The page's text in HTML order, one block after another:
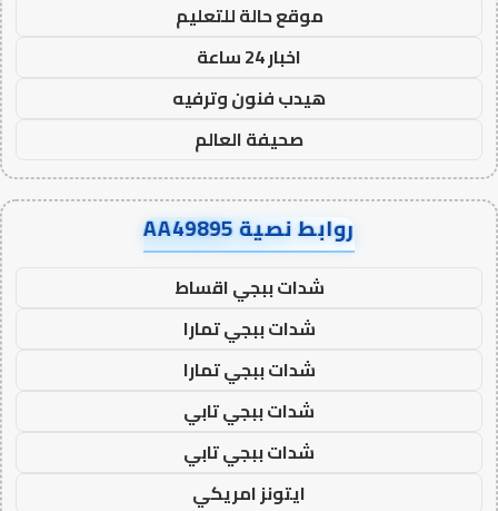
موقع حالة للتعليم
اخبار 24 ساعة
هيدب فنون وترفيه
صحيفة العالم
روابط نصية AA49895
شدات ببجي اقساط
شدات ببجي تمارا
شدات ببجي تمارا
شدات ببجي تابي
شدات ببجي تابي
ايتونز امريكي